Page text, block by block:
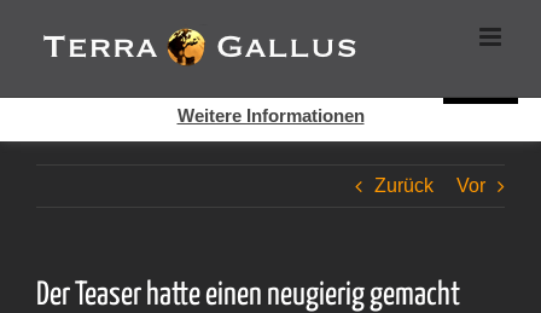
Inhalt
springen
Zurück Vor
Der Teaser hatte einen neugierig gemacht
Cookies helfen auf auf dieser Seite bei der Bereitstellung der
Dienste. Durch die Nutzung dieser Webseite erklären Sie sich
Weitere Informationen